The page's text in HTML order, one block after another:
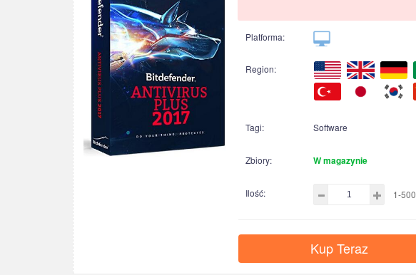
Platforma:
Region:
Tagi: Software
Zbiory: W magazynie
Ilość: 1-500
Kup Teraz